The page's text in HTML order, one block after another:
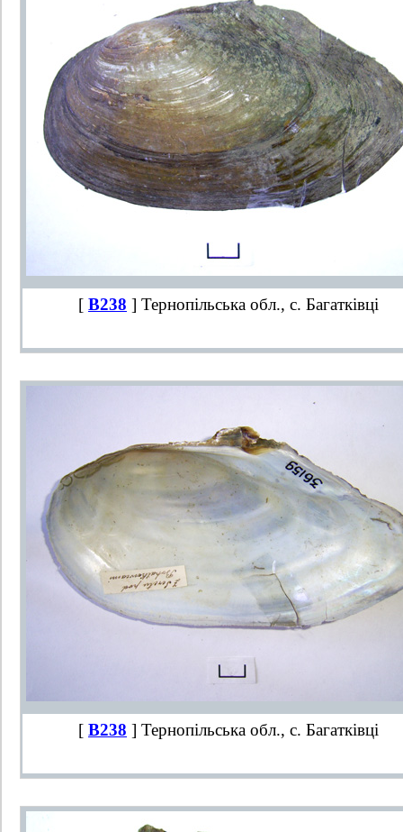
[ B238 ] Тернопільська обл., с. Багатківці
[ B238 ] Тернопільська обл., с. Багатківці